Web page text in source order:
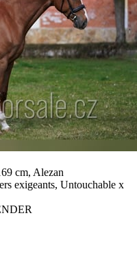
cm, Alezan
exigeants, Untouchable x